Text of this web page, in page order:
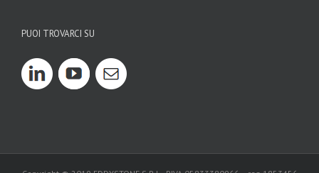
PUOI TROVARCI SU